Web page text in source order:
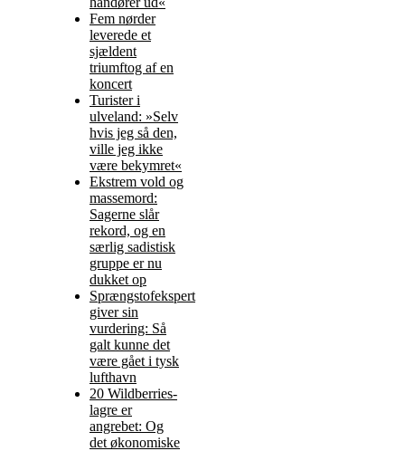
Fem nørder
leverede et
sjældent
triumftog af en
koncert
Turister i
ulveland: »Selv
hvis jeg så den,
ville jeg ikke
være bekymret«
Ekstrem vold og
massemord:
Sagerne slår
rekord, og en
særlig sadistisk
gruppe er nu
dukket op
Sprængstofekspert
giver sin
vurdering: Så
galt kunne det
være gået i tysk
lufthavn
20 Wildberries-
lagre er
angrebet: Og
det økonomiske